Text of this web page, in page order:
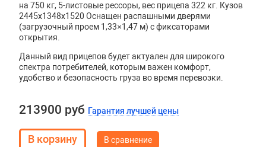
на 750 кг, 5-листовые рессоры, вес прицепа 322 кг. Кузов
2445х1348х1520 Оснащен распашными дверями
(загрузочный проем 1,33×1,47 м) с фиксаторами
открытия.
Данный вид прицепов будет актуален для широкого
спектра потребителей, которым важен комфорт,
удобство и безопасность груза во время перевозки.
213900 руб Гарантия лучшей цены
В сравнение